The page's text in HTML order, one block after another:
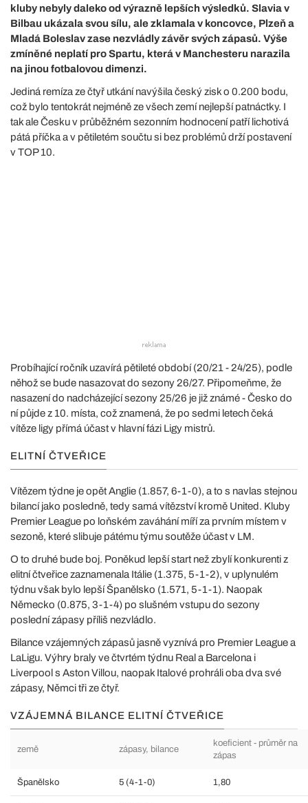
kluby nebyly daleko od výrazně lepších výsledků. Slavia v
Bilbau ukázala svou sílu, ale zklamala v koncovce, Plzeň a
Mladá Boleslav zase nezvládly závěr svých zápasů. Výše
zmíněné neplatí pro Spartu, která v Manchesteru narazila
na jinou fotbalovou dimenzi.
Jediná remíza ze čtyř utkání navýšila český zisk o 0.200 bodu,
což bylo tentokrát nejméně ze všech zemí nejlepší patnáctky. I
tak ale Česku v průběžném sezonním hodnocení patří lichotivá
pátá příčka a v pětiletém součtu si bez problémů drží postavení
v TOP 10.
Probíhající ročník uzavírá pětileté období (20/21 - 24/25), podle
něhož se bude nasazovat do sezony 26/27. Připomeňme, že
nasazení do nadcházející sezony 25/26 je již známé - Česko do
ní půjde z 10. místa, což znamená, že po sedmi letech čeká
vítěze ligy přímá účast v hlavní fázi Ligy mistrů.
ELITNÍ ČTVEŘICE
Vítězem týdne je opět Anglie (1.857, 6-1-0), a to s navlas stejnou
bilancí jako posledně, tedy samá vítězství kromě United. Kluby
Premier League po loňském zaváhání míří za prvním místem v
sezoně, které slibuje pátému týmu soutěže účast v LM.
O to druhé bude boj. Poněkud lepší start než zbylí konkurenti z
elitní čtveřice zaznamenala Itálie (1.375, 5-1-2), v uplynulém
týdnu však bylo lepší Španělsko (1.571, 5-1-1). Naopak
Německo (0.875, 3-1-4) po slušném vstupu do sezony
poslední zápasy příliš nezvládlo.
Bilance vzájemných zápasů jasně vyznívá pro Premier League a
LaLigu. Výhry braly ve čtvrtém týdnu Real a Barcelona i
Liverpool s Aston Villou, naopak Italové prohráli oba dva své
zápasy, Němci tři ze čtyř.
VZÁJEMNÁ BILANCE ELITNÍ ČTVEŘICE
země zápasy, bilance
koeficient - průměr na
zápas
Španělsko 5 (4-1-0) 1,80